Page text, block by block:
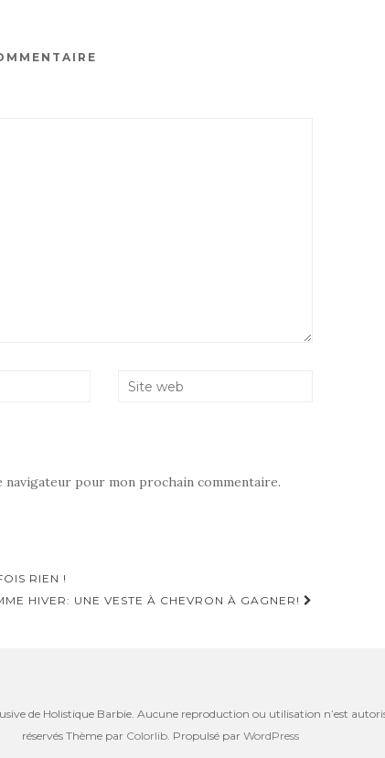
pour mon prochain commentaire.
RIEN !
HIVER: UNE VESTE À CHEVRON À GAGNER!
de Holistique Barbie. Aucune reproduction ou utilisation n’est
réservés Thème par Colorlib. Propulsé par WordPress